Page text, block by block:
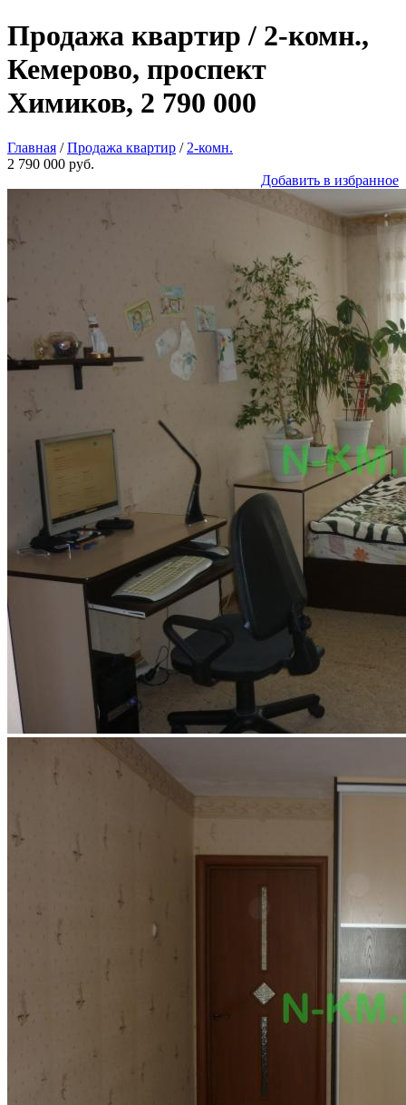
Продажа квартир / 2-комн.,
Кемерово, проспект
Химиков, 2 790 000
Главная /Продажа квартир / 2-комн.
2 790 000 руб.
Добавить в избранное